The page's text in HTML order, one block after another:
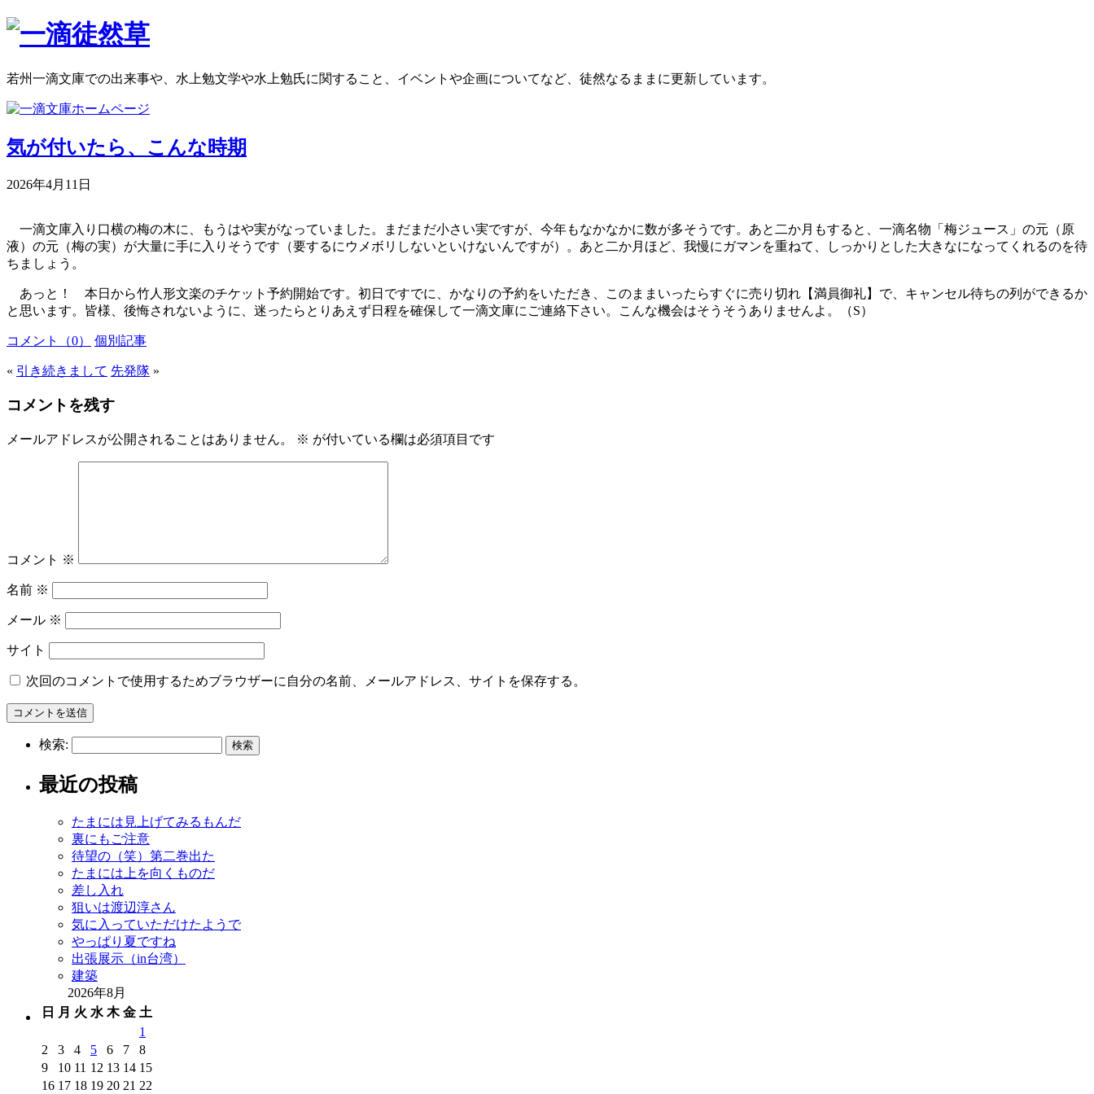
若州一滴文庫での出来事や、水上勉文学や水上勉氏に関すること、イベントや企画についてなど、徒然なるままに更新しています。
気が付いたら、こんな時期
2026年4月11日
一滴文庫入り口横の梅の木に、もうはや実がなっていました。まだまだ小さい実ですが、今年もなかなかに数が多そうです。あと二か月もすると、一滴名物「梅ジュース」の元（原
液）の元（梅の実）が大量に手に入りそうです（要するにウメボリしないといけないんですが）。あと二か月ほど、我慢にガマンを重ねて、しっかりとした大きなになってくれるのを待
ちましょう。
あっと！ 本日から竹人形文楽のチケット予約開始です。初日ですでに、かなりの予約をいただき、このままいったらすぐに売り切れ【満員御礼】で、キャンセル待ちの列ができるか
と思います。皆様、後悔されないように、迷ったらとりあえず日程を確保して一滴文庫にご連絡下さい。こんな機会はそうそうありませんよ。（S）
コメント（0） 個別記事
« 引き続きまして 先発隊 »
コメントを残す
メールアドレスが公開されることはありません。 ※ が付いている欄は必須項目です
コメント ※
名前 ※
メール ※
サイト
次回のコメントで使用するためブラウザーに自分の名前、メールアドレス、サイトを保存する。
検索:
最近の投稿
たまには見上げてみるもんだ
裏にもご注意
待望の（笑）第二巻出た
たまには上を向くものだ
差し入れ
狙いは渡辺淳さん
気に入っていただけたようで
やっぱり夏ですね
出張展示（in台湾）
建築
2026年8月
日
月 火 水 木 金 土
1
2
3 4 5 6 7
8
9
10 11 12 13 14 15
16 17 18 19 20 21 22